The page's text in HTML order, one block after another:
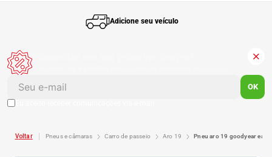
Adicione seu veículo
OK
pneus e câmaras carro de passeio aro 19 pneu aro 19 goodyear
2 º Kit Pneu